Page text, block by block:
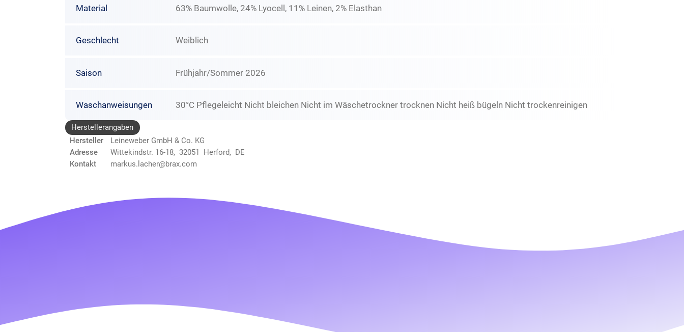
Material 63% Baumwolle, 24% Lyocell, 11% Leinen, 2% Elasthan
Geschlecht Weiblich
Saison Frühjahr/Sommer 2026
Waschanweisungen 30°C Pflegeleicht Nicht bleichen Nicht im Wäschetrockner trocknen Nicht heiß bügeln Nicht trockenreinigen
Herstellerangaben
Hersteller
Leineweber GmbH & Co. KG
Adresse
Wittekindstr. 16-18, 32051 Herford, DE
Kontakt
markus.lacher@brax.com